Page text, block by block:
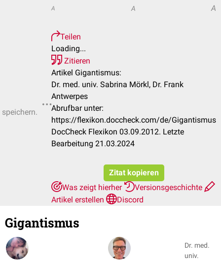
A A A
Teilen
Loading...
Zitieren
Artikel Gigantismus:
Dr. med. univ. Sabrina Mörkl, Dr. Frank
Antwerpes
Abrufbar unter:
https://flexikon.doccheck.com/de/Gigantismus
DocCheck Flexikon 03.09.2012. Letzte
Bearbeitung 21.03.2024
Zitat kopieren
Was zeigt hierher
Versionsgeschichte
Artikel erstellen
Discord
Gigantismus
Dr. med.
univ.